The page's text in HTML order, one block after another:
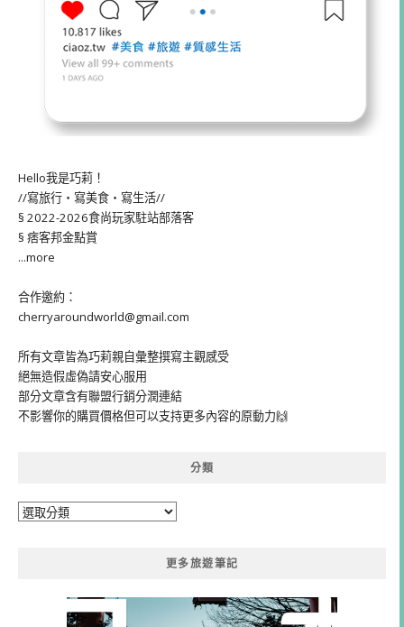
Hello我是巧莉！
//寫旅行・寫美食・寫生活//
§ 2022-2026食尚玩家駐站部落客
§ 痞客邦金點賞
...more
合作邀約：
cherryaroundworld@gmail.com
所有文章皆為巧莉親自彙整撰寫主觀感受
絕無造假虛偽請安心服用
部分文章含有聯盟行銷分潤連結
不影響你的購買價格但可以支持更多內容的原動力🙌
分類
分
更多旅遊筆記